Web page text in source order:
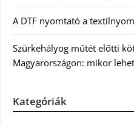
A DTF nyomtató a
Szürkehályog műtét előtti
Magyarországon: mikor
Kategóriák